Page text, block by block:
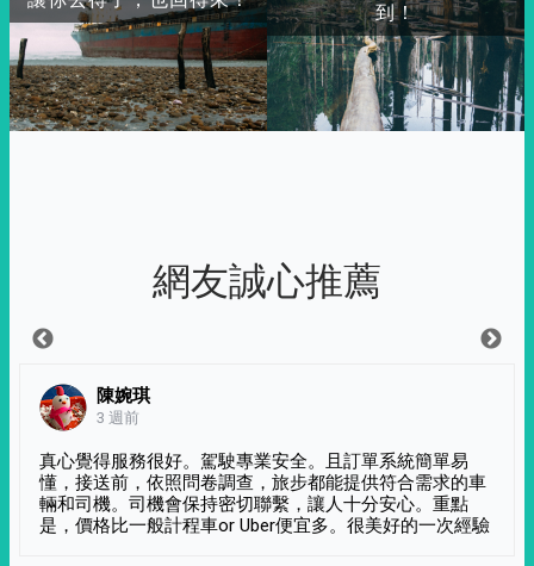
到！
網友誠心推薦
陳婉琪
3 週前
真心覺得服務很好。駕駛專業安全。且訂單系統簡單易
懂，接送前，依照問卷調查，旅步都能提供符合需求的車
輛和司機。司機會保持密切聯繫，讓人十分安心。重點
是，價格比一般計程車or Uber便宜多。很美好的一次經驗